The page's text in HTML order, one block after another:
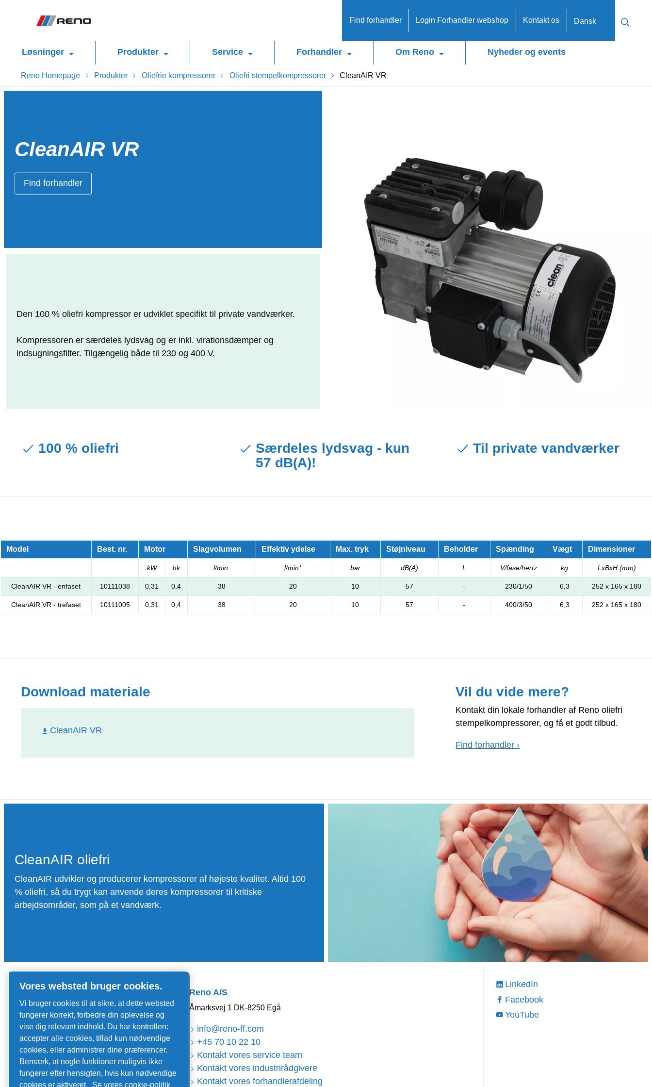
Dansk
Find forhandler Login Forhandler webshop Kontakt os
Løsninger Produkter Service Forhandler Om Reno Nyheder og events
Reno Homepage Produkter Oliefrie kompressorer Oliefri stempelkompressorer CleanAIR VR
CleanAIR VR
Find forhandler
Den 100 % oliefri kompressor er udviklet specifikt til private vandværker.
Kompressoren er særdeles lydsvag og er inkl. virationsdæmper og
indsugningsfilter. Tilgængelig både til 230 og 400 V.
100 % oliefri
Særdeles lydsvag - kun
57 dB(A)!
Til private vandværker
Model Best. nr. Motor Slagvolumen Effektiv ydelse Max. tryk Støjniveau Beholder Spænding Vægt Dimensioner
kW hk l/min. l/min* bar dB(A) L V/fase/hertz kg LxBxH (mm)
CleanAIR VR - enfaset 10111038 0,31 0,4 38 20 10 57 - 230/1/50 6,3 252 x 165 x 180
CleanAIR VR - trefaset 10111005 0,31 0,4 38 20 10 57 - 400/3/50 6,3 252 x 165 x 180
Download materiale
CleanAIR VR
Vil du vide mere?
Kontakt din lokale forhandler af Reno oliefri
stempelkompressorer, og få et godt tilbud.
Find forhandler ›
CleanAIR oliefri
CleanAIR udvikler og producerer kompressorer af højeste kvalitet. Altid 100
% oliefri, så du trygt kan anvende deres kompressorer til kritiske
arbejdsområder, som på et vandværk.
Quick Links
Job og karriere
Nyheder og events
Kataloger og brochurer
Salgs- og leveringsbetingelser
Service
Serviceaftaler
Reno A/S
Åmarksvej 1 DK-8250 Egå
info@reno-ff.com
+45 70 10 22 10
Kontakt vores service team
Kontakt vores industrirådgivere
Kontakt vores forhandlerafdeling
LinkedIn
Facebook
YouTube
Vores websted bruger cookies.
Vi bruger cookies til at sikre, at dette websted
fungerer korrekt, forbedre din oplevelse og
vise dig relevant indhold. Du har kontrollen:
accepter alle cookies, tillad kun nødvendige
cookies, eller administrer dine præferencer.
Bemærk, at nogle funktioner muligvis ikke
fungerer efter hensigten, hvis kun nødvendige
cookies er aktiveret.
Se vores cookie-politik